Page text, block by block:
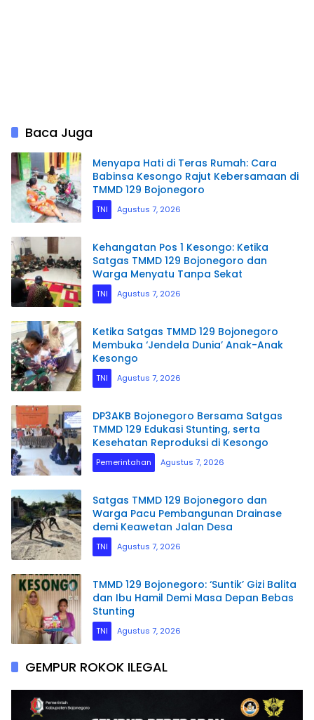
Baca Juga
Menyapa Hati di Teras Rumah: Cara
Babinsa Kesongo Rajut Kebersamaan di
TMMD 129 Bojonegoro
TNI Agustus 7, 2026
Kehangatan Pos 1 Kesongo: Ketika
Satgas TMMD 129 Bojonegoro dan
Warga Menyatu Tanpa Sekat
TNI Agustus 7, 2026
Ketika Satgas TMMD 129 Bojonegoro
Membuka ‘Jendela Dunia’ Anak-Anak
Kesongo
TNI Agustus 7, 2026
DP3AKB Bojonegoro Bersama Satgas
TMMD 129 Edukasi Stunting, serta
Kesehatan Reproduksi di Kesongo
Pemerintahan Agustus 7, 2026
Satgas TMMD 129 Bojonegoro dan
Warga Pacu Pembangunan Drainase
demi Keawetan Jalan Desa
TNI Agustus 7, 2026
TMMD 129 Bojonegoro: ‘Suntik’ Gizi Balita
dan Ibu Hamil Demi Masa Depan Bebas
Stunting
TNI Agustus 7, 2026
GEMPUR ROKOK ILEGAL